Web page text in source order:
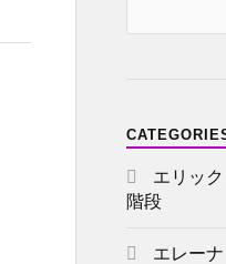
エリッ
階段
エレー